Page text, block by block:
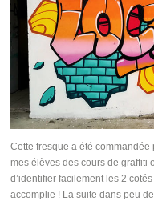
Cette fresque a été
mes élèves des cours de graffiti
d’identifier facilement les 2
accomplie ! La suite dans peu